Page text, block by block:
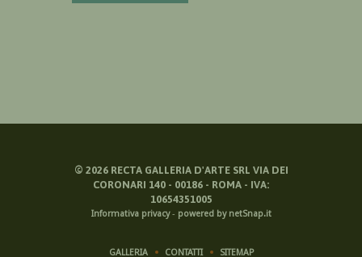
© 2026RECTA GALLERIA D'ARTE SRL VIA DEI
CORONARI 140 - 00186 - ROMA - IVA:
10654351005
Informativa privacy- powered by netSnap.it
GALLERIA CONTATTI SITEMAP